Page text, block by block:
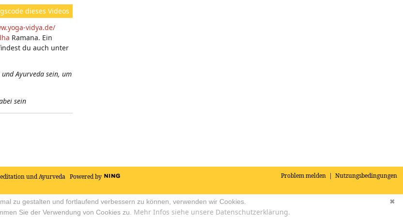
ht
e
n:
dieses Videos
vidya.de/
Ramana. Ein
du auch unter
Ayurveda sein, um
sein
Problem melden | Nutzungsbedingungen
und Ayurveda Powered by
✖
zu gestalten und fortlaufend verbessern zu können, verwenden wir Cookies.
Sie der Verwendung von Cookies zu. Mehr Infos siehe unsere Datenschutzerklärung.